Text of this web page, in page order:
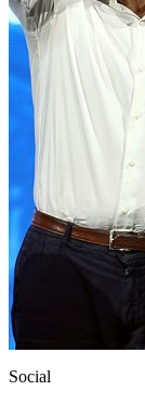
Social